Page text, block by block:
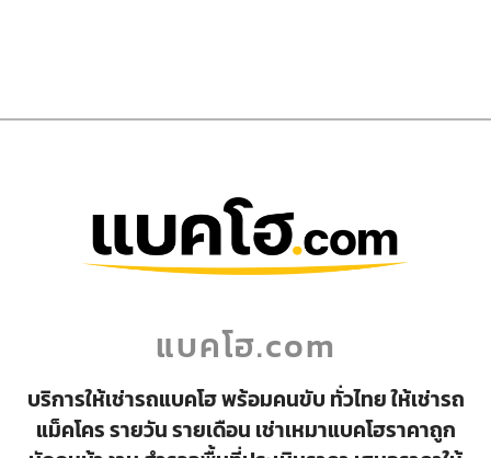
แบคโฮ.com
บริการให้เช่ารถแบคโฮ พร้อมคนขับ ทั่วไทย ให้เช่ารถ
แม็คโคร รายวัน รายเดือน เช่าเหมาแบคโฮราคาถูก